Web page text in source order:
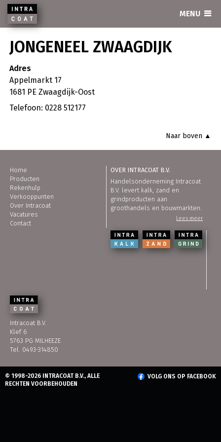
INTRACOAT MENU
JONGENEEL ZWAAGDIJK
Adres
Appelmarkt 17
1681 PE Zwaagdijk-Oost
Telefoon: 0228 512177
Naar boven ▲
Home
Producten
Rekenhulp
Verkooppunten
Over Intracoat
Vacatures
Contact
OVER INTRACOAT B.V.
Handelsonderneming Intracoat
B.V. levert kalk, zand en
grindproducten aan
groothandels en bouwmarkten.
Lees meer
Intracoat B.V.
Klef 6
5763 PG MILHEEZE
Tel. 0493-314850
© 1998-2026 INTRACOAT B.V., ALLE
RECHTEN VOORBEHOUDEN
VOLG ONS OP FACEBOOK